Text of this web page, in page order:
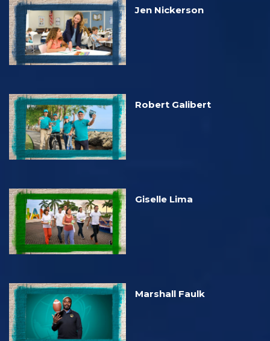
Jen Nickerson
Robert Galibert
Giselle Lima
Marshall Faulk